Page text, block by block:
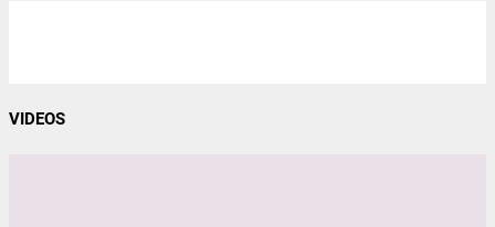
VIDEOS